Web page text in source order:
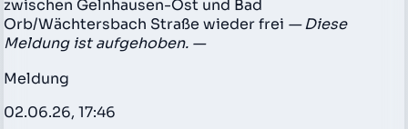
zwischen Gelnhausen-Ost und Bad
Orb/Wächtersbach Straße wieder frei — Diese
Meldung ist aufgehoben. —
Meldung
02.06.26, 17:46